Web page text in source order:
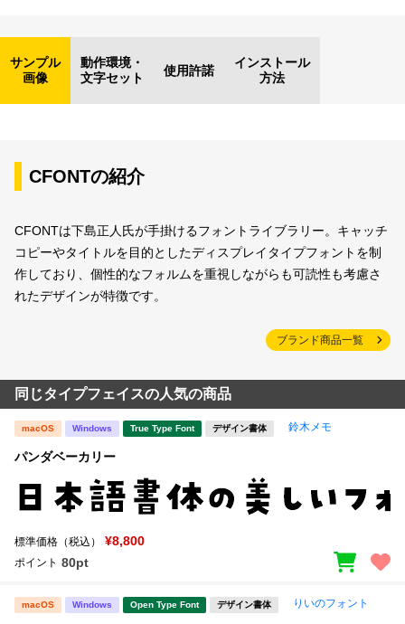
サンプル
画像
動作環境・
文字セット
使用許諾
インストール
方法
CFONTの紹介
CFONTは下島正人氏が手掛けるフォントライブラリー。キャッチ
コピーやタイトルを目的としたディスプレイタイプフォントを制
作しており、個性的なフォルムを重視しながらも可読性も考慮さ
れたデザインが特徴です。
ブランド商品一覧
同じタイプフェイスの人気の商品
macOS Windows True Type Font デザイン書体 鈴木メモ
パンダベーカリー
標準価格（税込） ¥8,800
ポイント 80pt
macOS Windows Open Type Font デザイン書体 りいのフォント